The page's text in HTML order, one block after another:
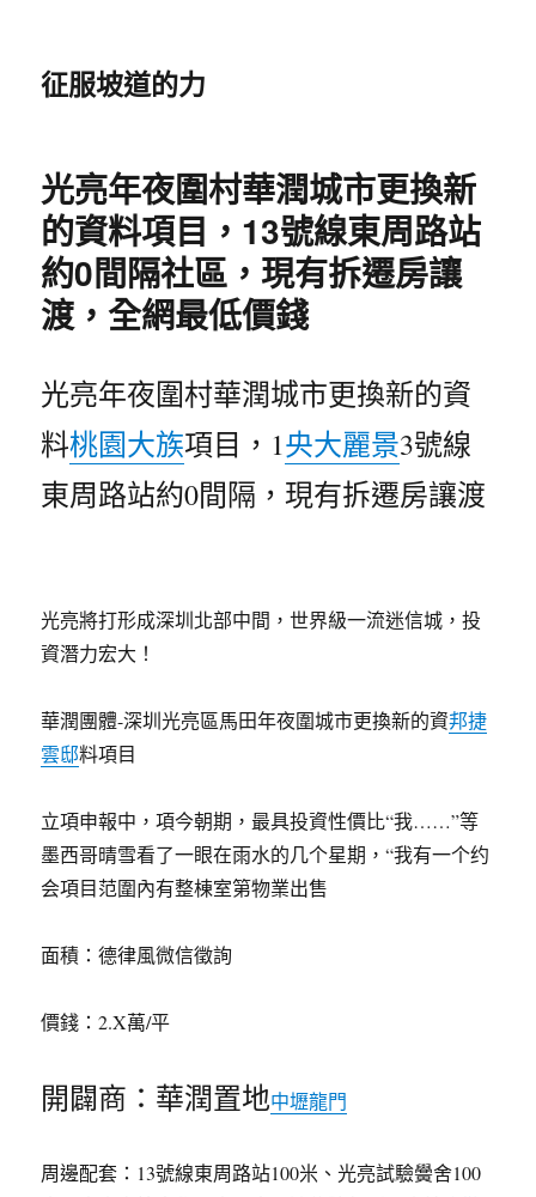
征服坡道的力
光亮年夜圍村華潤城市更換新
的資料項目，13號線東周路站
約0間隔社區，現有拆遷房讓
渡，全網最低價錢
光亮年夜圍村華潤城市更換新的資
料桃園大族項目，1央大麗景3號線
東周路站約0間隔，現有拆遷房讓渡
光亮將打形成深圳北部中間，世界級一流迷信城，投
資潛力宏大！
華潤團體-深圳光亮區馬田年夜圍城市更換新的資邦捷
雲邸料項目
立項申報中，項今朝期，最具投資性價比“我……”等
墨西哥晴雪看了一眼在雨水的几个星期，“我有一个约
会項目范圍內有整棟室第物業出售
面積：德律風微信徵詢
價錢：2.X萬/平
開闢商：華潤置地中壢龍門
周邊配套：13號線東周路站100米、光亮試驗黌舍100